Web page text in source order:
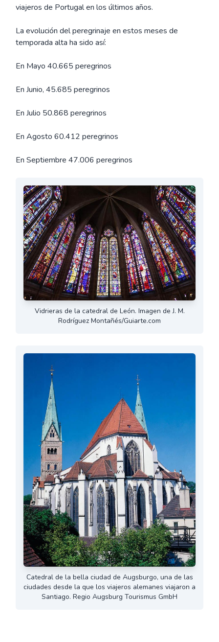
viajeros de Portugal en los últimos años.
La evolución del peregrinaje en estos meses de
temporada alta ha sido así:
En Mayo 40.665 peregrinos
En Junio, 45.685 peregrinos
En Julio 50.868 peregrinos
En Agosto 60.412 peregrinos
En Septiembre 47.006 peregrinos
Vidrieras de la catedral de León. Imagen de J. M.
Rodríguez Montañés/Guiarte.com
Catedral de la bella ciudad de Augsburgo, una de las
ciudades desde la que los viajeros alemanes viajaron a
Santiago. Regio Augsburg Tourismus GmbH